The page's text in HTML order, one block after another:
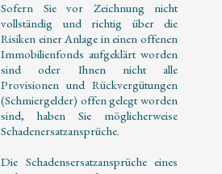
Sofern Sie vor Zeichnung nicht
vollständig und richtig über die
Risiken einer Anlage in einen offenen
Immobilienfonds aufgeklärt worden
sind oder Ihnen nicht alle
Provisionen und Rückvergütungen
(Schmiergelder) offen gelegt worden
sind, haben Sie möglicherweise
Schadenersatzansprüche.
Die Schadensersatzansprüche eines